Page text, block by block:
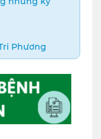
Phương